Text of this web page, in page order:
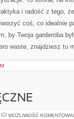
i radość z tego,
coś, co idealnie
by Twoja garderoba
waste, znajdziesz tu
MOŻLIWOŚĆ